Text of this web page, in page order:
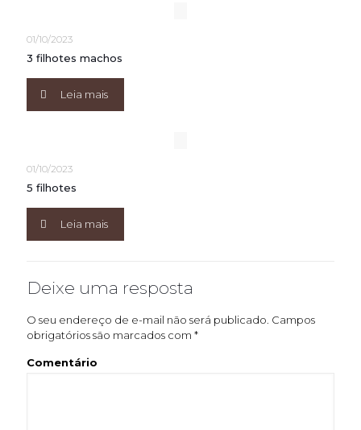
01/10/2023
3 filhotes machos
Leia mais
01/10/2023
5 filhotes
Leia mais
Deixe uma resposta
O seu endereço de e-mail não será publicado. Campos
obrigatórios são marcados com *
Comentário